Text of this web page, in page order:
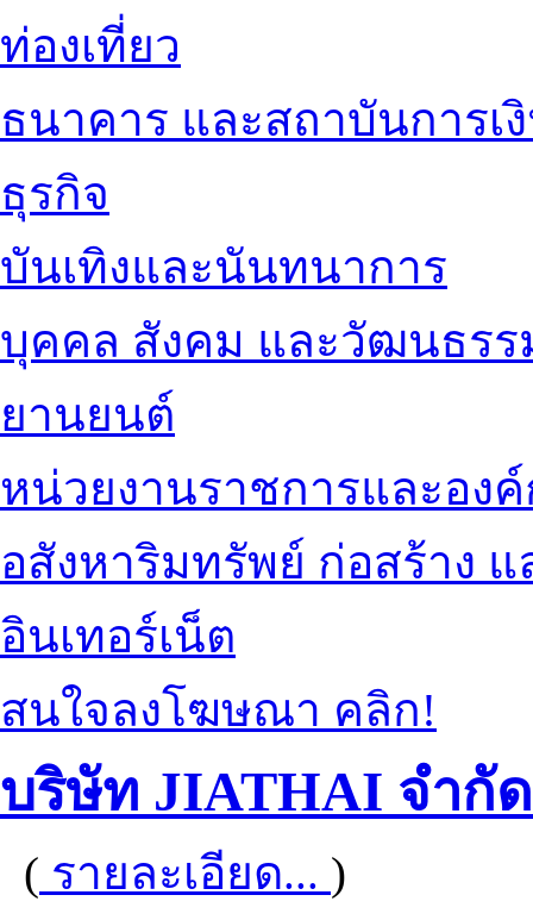
ท่องเที่ยว
ธนาคาร และสถาบันการเ
ธุรกิจ
บันเทิงและนันทนาการ
บุคคล สังคม และวัฒนธรร
ยานยนต์
หน่วยงานราชการและอง
อสังหาริมทรัพย์ ก่อสร้าง
อินเทอร์เน็ต
สนใจลงโฆษณา คลิก!
บริษัท JIATHAI จำกัด
( รายละเอียด... )